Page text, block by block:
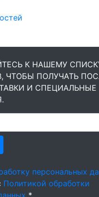
К НАШЕМУ
ЧТОБЫ ПОЛУЧАТЬ
И СПЕЦИАЛЬНЫЕ
персональных
Политикой обработки